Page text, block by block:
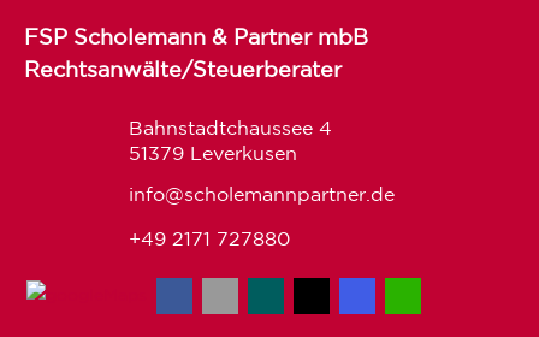
FSP Scholemann & Partner mbB
Rechtsanwälte/Steuerberater
Bahnstadtchaussee 4
51379 Leverkusen
info@scholemannpartner.de
+49 2171 727880